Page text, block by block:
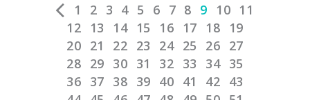
1 2 3 4 5 6 7 8 9 10 11
12
13 14 15 16 17 18
19
20 21 22 23 24 25 26 27
28 29 30 31 32 33 34 35
36 37 38 39 40 41 42 43